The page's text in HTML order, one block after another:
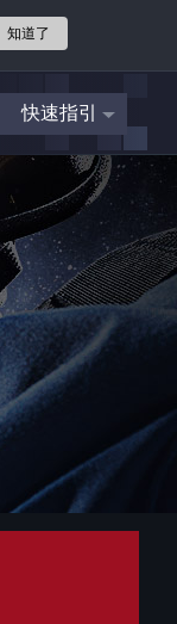
知道了
快速指引